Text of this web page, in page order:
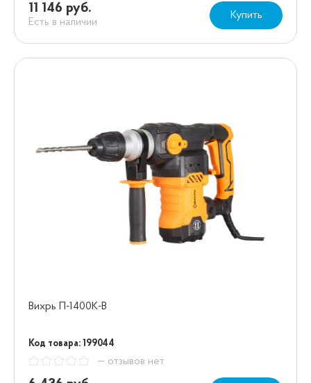
11 146 руб.
Есть в наличии
Купить
Вихрь П-1400К-В
Код товара: 199044
— отзывов нет